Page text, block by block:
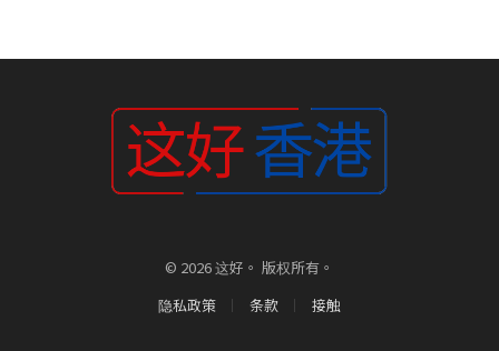
© 2026 这好。 版权所有。
隐私政策
条款 接触